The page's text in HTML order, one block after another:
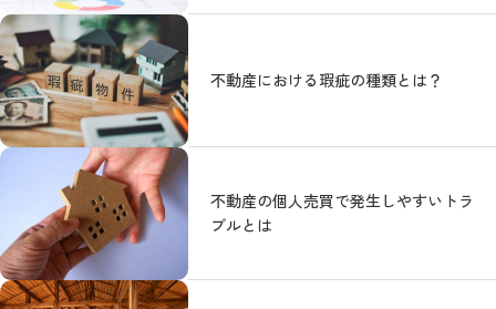
不動産における瑕疵の種類とは？
不動産の個人売買で発生しやすいトラ
ブルとは